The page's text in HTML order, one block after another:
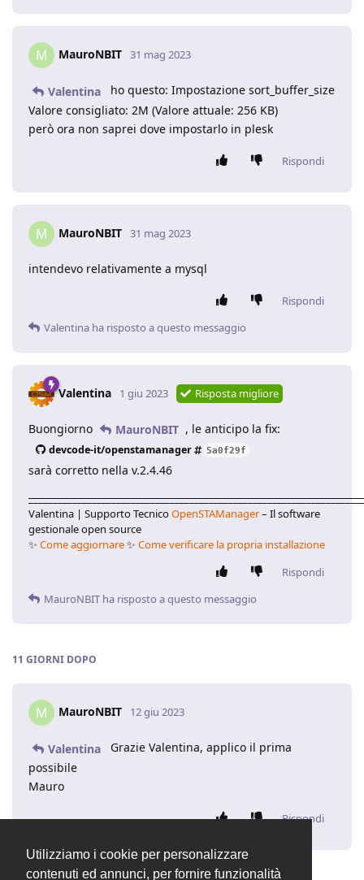
Utilizziamo i cookie per personalizzare
contenuti ed annunci, per fornire funzionalità
M MauroNBIT 31 mag 2023
Valentina
ho questo: Impostazione sort_buffer_size
Valore consigliato: 2M (Valore attuale: 256 KB)
però ora non saprei dove impostarlo in plesk
Rispondi
M MauroNBIT 31 mag 2023
intendevo relativamente a mysql
Rispondi
Valentina ha risposto a questo messaggio
Valentina 1 giu 2023 Risposta migliore
Buongiorno MauroNBIT , le anticipo la fix:
devcode-it/openstamanager 5a0f29f
sarà corretto nella v.2.4.46
Valentina | Supporto TecnicoOpenSTAManager– Il software
gestionale open source
✨ Come aggiornare✨ Come verificare la propria installazione
Rispondi
MauroNBIT ha risposto a questo messaggio
11 GIORNI DOPO
M MauroNBIT 12 giu 2023
Valentina
Grazie Valentina, applico il prima
possibile
Mauro
Rispondi